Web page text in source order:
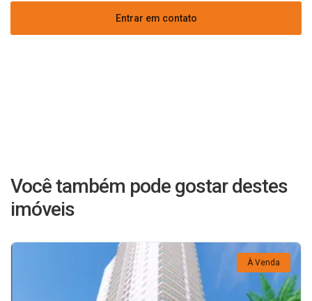
Entrar em contato
Você também pode gostar destes
imóveis
À Venda